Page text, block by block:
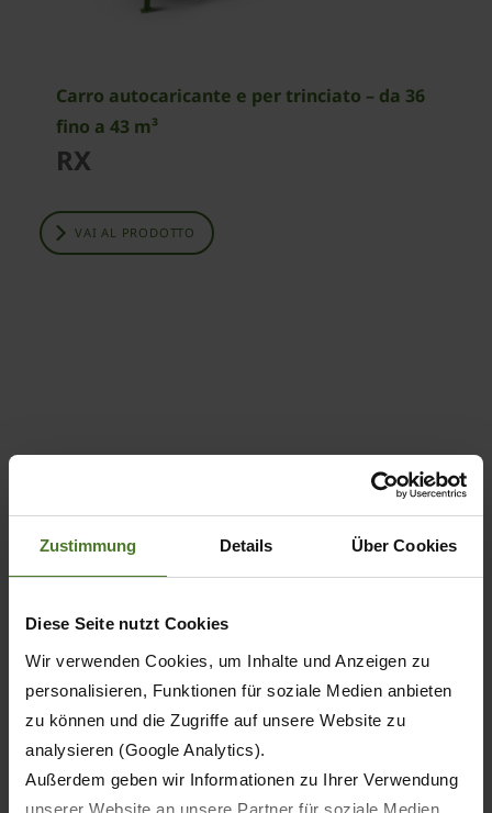
Zustimmung Details Über Cookies
Diese Seite nutzt Cookies
Wir verwenden Cookies, um Inhalte und Anzeigen zu
personalisieren, Funktionen für soziale Medien anbieten
zu können und die Zugriffe auf unsere Website zu
analysieren (Google Analytics).
Außerdem geben wir Informationen zu Ihrer Verwendung
unserer Website an unsere Partner für soziale Medien,
Carro autocaricante e per trinciato – da 36
fino a 43 m³
RX
VAI AL PRODOTTO
Carro autocaricante e per trinciato – da 43